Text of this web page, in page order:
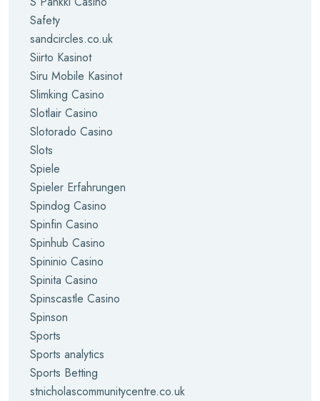
Safety
sandcircles.co.uk
Siirto Kasinot
Siru Mobile Kasinot
Slimking Casino
Slotlair Casino
Slotorado Casino
Slots
Spiele
Spieler Erfahrungen
Spindog Casino
Spinfin Casino
Spinhub Casino
Spininio Casino
Spinita Casino
Spinscastle Casino
Spinson
Sports
Sports analytics
Sports Betting
stnicholascommunitycentre.co.uk